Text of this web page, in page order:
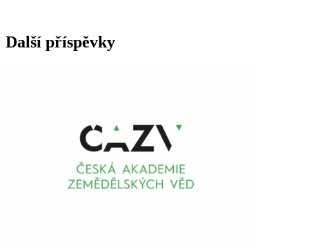
Další příspěvky